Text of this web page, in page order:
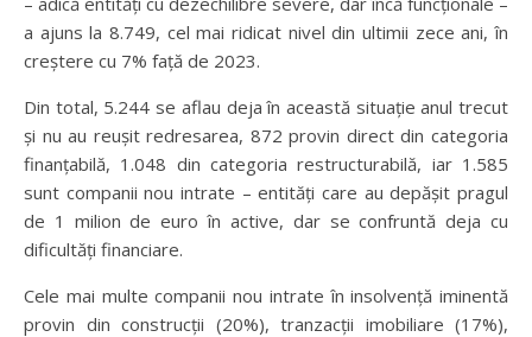
a ajuns la 8.749, cel mai ridicat nivel din ultimii zece ani, în
creștere cu 7% față de 2023.
Din total, 5.244 se aflau deja în această situație anul trecut
și nu au reușit redresarea, 872 provin direct din categoria
finanțabilă, 1.048 din categoria restructurabilă, iar 1.585
sunt companii nou intrate – entități care au depășit pragul
de 1 milion de euro în active, dar se confruntă deja cu
dificultăți financiare.
Cele mai multe companii nou intrate în insolvență iminentă
provin din construcții (20%), tranzacții imobiliare (17%),